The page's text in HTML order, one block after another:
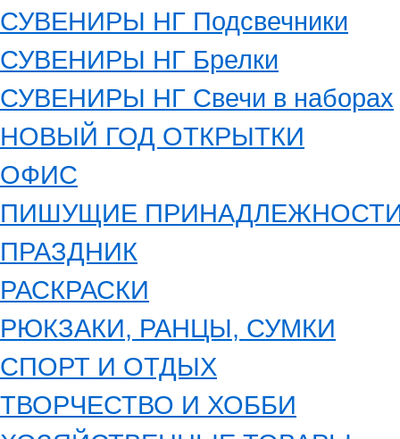
СУВЕНИРЫ НГ Подсвечники
СУВЕНИРЫ НГ Брелки
СУВЕНИРЫ НГ Свечи в наборах
НОВЫЙ ГОД ОТКРЫТКИ
ОФИС
ПИШУЩИЕ
ПРАЗДНИК
РАСКРАСКИ
РЮКЗАКИ, РАНЦЫ, СУМКИ
СПОРТ И ОТДЫХ
ТВОРЧЕСТВО И ХОББИ